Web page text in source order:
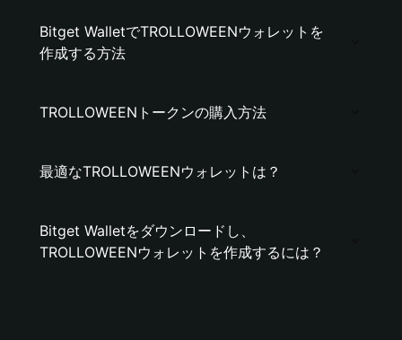
Bitget WalletでTROLLOWEENウォレットを
作成する方法
TROLLOWEENトークンの購入方法
最適なTROLLOWEENウォレットは？
Bitget Walletをダウンロードし、
TROLLOWEENウォレットを作成するには？